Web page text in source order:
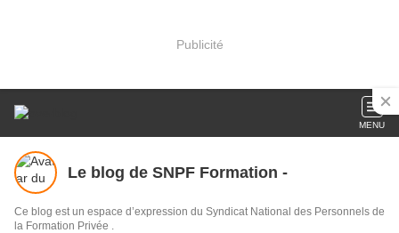
Publicité
MENU
Le blog de SNPF Formation -
Ce blog est un espace d’expression du Syndicat National des Personnels de
la Formation Privée .